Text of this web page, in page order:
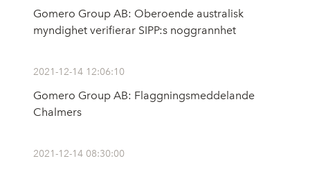
Gomero Group AB: Oberoende australisk
myndighet verifierar SIPP:s noggrannhet
2021-12-14 12:06:10
Gomero Group AB: Flaggningsmeddelande
Chalmers
2021-12-14 08:30:00